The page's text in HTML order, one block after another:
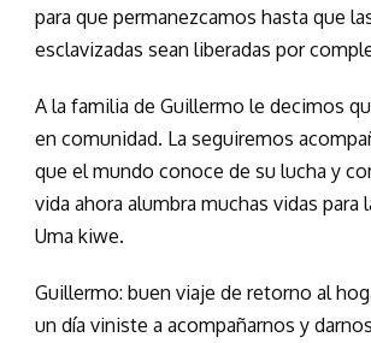
para que permanezcamos hasta que
esclavizadas sean liberadas por
A la familia de Guillermo le decimos
en comunidad. La seguiremos
que el mundo conoce de su lucha y
vida ahora alumbra muchas vidas para
Uma kiwe.
Guillermo: buen viaje de retorno al
un día viniste a acompañarnos y